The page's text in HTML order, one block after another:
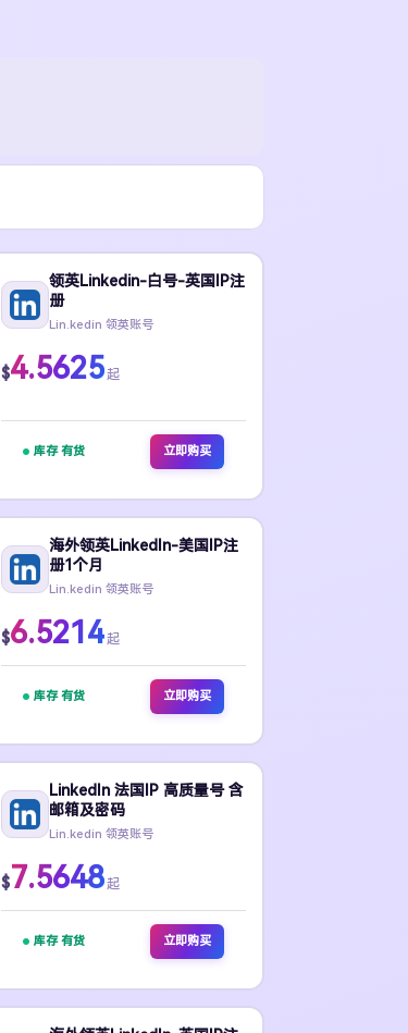
领英Linkedin-白号-英国IP注
册
Lin.kedin 领英账号
$4.5625起
库存 有货 立即购买
海外领英LinkedIn-美国IP注
册1个月
Lin.kedin 领英账号
$6.5214起
库存 有货 立即购买
LinkedIn 法国IP 高质量号 含
邮箱及密码
Lin.kedin 领英账号
$7.5648起
库存 有货 立即购买